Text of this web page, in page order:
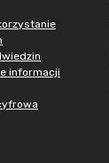
informacji